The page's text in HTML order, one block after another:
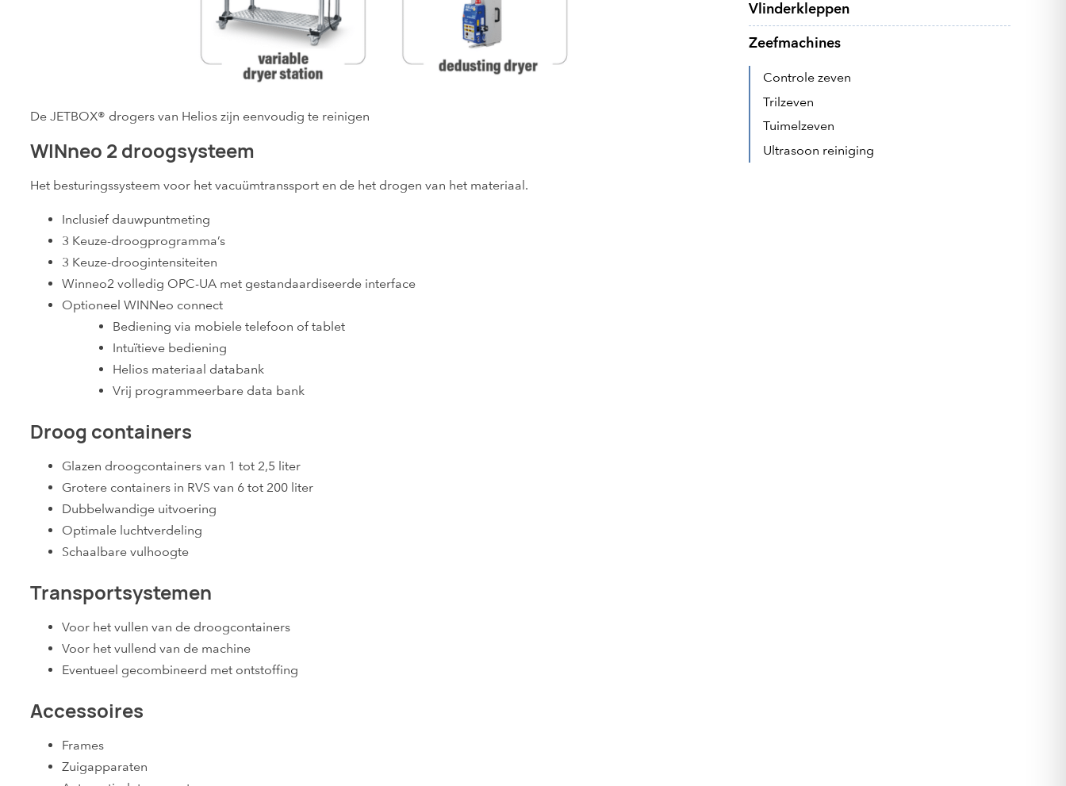
De JETBOX® drogers van Helios zijn eenvoudig te reinigen
WINneo 2 droogsysteem
Het besturingssysteem voor het vacuümtranssport en de het drogen van het materiaal.
Inclusief dauwpuntmeting
3 Keuze-droogprogramma’s
3 Keuze-droogintensiteiten
Winneo2 volledig OPC-UA met gestandaardiseerde interface
Optioneel WINNeo connect
Bediening via mobiele telefoon of tablet
Intuïtieve bediening
Helios materiaal databank
Vrij programmeerbare data bank
Droog containers
Glazen droogcontainers van 1 tot 2,5 liter
Grotere containers in RVS van 6 tot 200 liter
Dubbelwandige uitvoering
Optimale luchtverdeling
Schaalbare vulhoogte
Transportsystemen
Voor het vullen van de droogcontainers
Voor het vullend van de machine
Eventueel gecombineerd met ontstoffing
Accessoires
Frames
Zuigapparaten
Vlinderkleppen
Zeefmachines
Controle zeven
Trilzeven
Tuimelzeven
Ultrasoon reiniging